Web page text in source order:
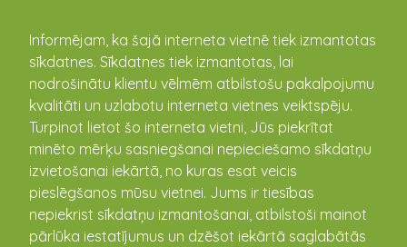
Informējam, ka šajā interneta vietnē tiek izmantotas
sīkdatnes. Sīkdatnes tiek izmantotas, lai
nodrošinātu klientu vēlmēm atbilstošu pakalpojumu
kvalitāti un uzlabotu interneta vietnes veiktspēju.
Turpinot lietot šo interneta vietni, Jūs piekrītat
minēto mērķu sasniegšanai nepieciešamo sīkdatņu
izvietošanai iekārtā, no kuras esat veicis
pieslēgšanos mūsu vietnei. Jums ir tiesības
nepiekrist sīkdatņu izmantošanai, atbilstoši mainot
pārlūka iestatījumus un dzēšot iekārtā saglabātās
kandava.lv
Atjaunots Cēres pamatskolas
jumta segums
06.10.2020